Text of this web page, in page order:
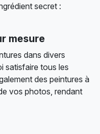
secret :
mesure
dans divers
satisfaire tous les
des peintures à
vos photos, rendant